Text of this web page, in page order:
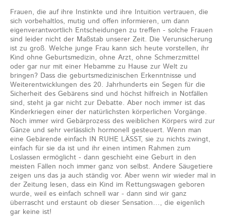
Frauen, die auf ihre Instinkte und ihre Intuition vertrauen, die
sich vorbehaltlos, mutig und offen informieren, um dann
eigenverantwortlich Entscheidungen zu treffen - solche Frauen
sind leider nicht der Maßstab unserer Zeit. Die Verunsicherung
ist zu groß. Welche junge Frau kann sich heute vorstellen, ihr
Kind ohne Geburtsmedizin, ohne Arzt, ohne Schmerzmittel
oder gar nur mit einer Hebamme zu Hause zur Welt zu
bringen? Dass die geburtsmedizinischen Erkenntnisse und
Weiterentwicklungen des 20. Jahrhunderts ein Segen für die
Sicherheit des Gebärens sind und höchst hilfreich in Notfällen
sind, steht ja gar nicht zur Debatte. Aber noch immer ist das
Kinderkriegen einer der natürlichsten körperlichen Vorgänge.
Noch immer wird Gebärprozess des weiblichen Körpers wird zur
Gänze und sehr verlässlich hormonell gesteuert. Wenn man
eine Gebärende einfach IN RUHE LÄSST, sie zu nichts zwingt,
einfach für sie da ist und ihr einen intimen Rahmen zum
Loslassen ermöglicht - dann geschieht eine Geburt in den
meisten Fällen noch immer ganz von selbst. Andere Säugetiere
zeigen uns das ja auch ständig vor. Aber wenn wir wieder mal in
der Zeitung lesen, dass ein Kind im Rettungswagen geboren
wurde, weil es einfach schnell war - dann sind wir ganz
überrascht und erstaunt ob dieser Sensation…, die eigenlich
gar keine ist!